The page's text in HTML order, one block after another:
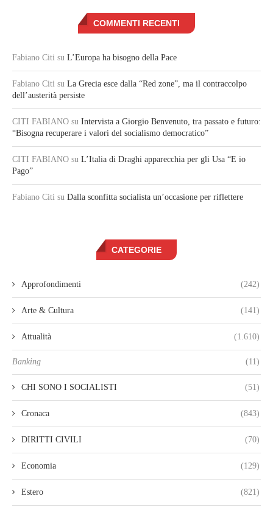
COMMENTI RECENTI
Fabiano Citi su L’Europa ha bisogno della Pace
Fabiano Citi su La Grecia esce dalla “Red zone”, ma il contraccolpo
dell’austerità persiste
CITI FABIANO su Intervista a Giorgio Benvenuto, tra passato e futuro:
“Bisogna recuperare i valori del socialismo democratico”
CITI FABIANO su L’Italia di Draghi apparecchia per gli Usa “E io
Pago”
Fabiano Citi su Dalla sconfitta socialista un’occasione per riflettere
CATEGORIE
Approfondimenti (242)
Arte & Cultura (141)
Attualità (1.610)
Banking (11)
CHI SONO I SOCIALISTI (51)
Cronaca (843)
DIRITTI CIVILI (70)
Economia (129)
Estero (821)